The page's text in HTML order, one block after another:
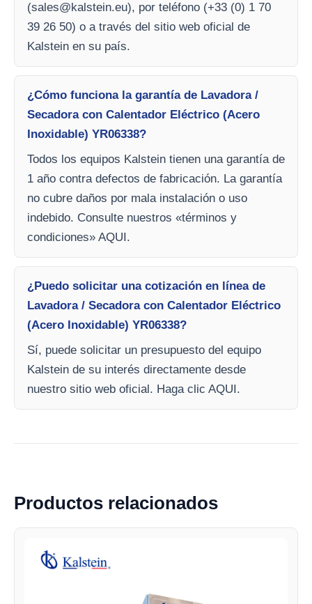
(sales@kalstein.eu), por teléfono (+33 (0) 1 70
39 26 50) o a través del sitio web oficial de
Kalstein en su país.
¿Cómo funciona la garantía de Lavadora /
Secadora con Calentador Eléctrico (Acero
Inoxidable) YR06338?
Todos los equipos Kalstein tienen una garantía de
1 año contra defectos de fabricación. La garantía
no cubre daños por mala instalación o uso
indebido. Consulte nuestros «términos y
condiciones» AQUI.
¿Puedo solicitar una cotización en línea de
Lavadora / Secadora con Calentador Eléctrico
(Acero Inoxidable) YR06338?
Sí, puede solicitar un presupuesto del equipo
Kalstein de su interés directamente desde
nuestro sitio web oficial. Haga clic AQUI.
Productos relacionados